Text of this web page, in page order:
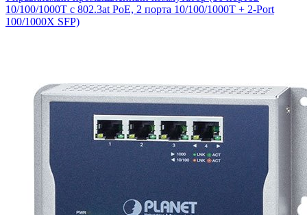
10/100/1000T с 802.3at PoE, 2 порта 10/100/1000T + 2-Port
100/1000X SFP)